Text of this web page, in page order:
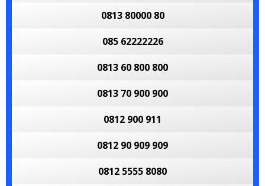
0813 80000 80
085 62222226
0813 60 800 800
0813 70 900 900
0812 900 911
0812 90 909 909
0812 5555 8080